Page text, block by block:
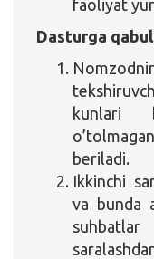
faoliyat
Dasturga
kunlari
beriladi.
Ikkinchi
va bunda